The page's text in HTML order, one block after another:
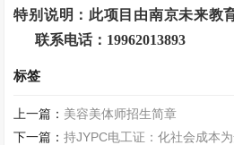
特别说明：此项目由南京未来教
联系电话： 19962013893
标签
上一篇： 美容美体师招生简章
下一篇：持JYPC电工证：化社会成本